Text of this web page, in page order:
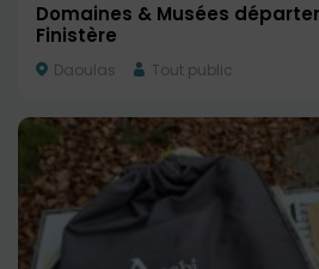
Domaines & Musées
Finistère
Daoulas Tout public